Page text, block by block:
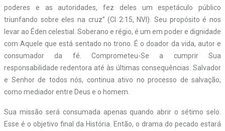
poderes e as autoridades, fez deles um espetáculo público
triunfando sobre eles na cruz” (Cl 2:15, NVI). Seu propósito é nos
levar ao Éden celestial. Soberano e régio, é um em poder e dignidade
com Aquele que está sentado no trono. É o doador da vida, autor e
consumador da fé. Comprometeu-Se a cumprir Sua
responsabilidade redentora até às últimas consequências. Salvador
e Senhor de todos nós, continua ativo no processo de salvação,
como mediador entre Deus e o homem.
Sua missão será consumada apenas quando abrir o sétimo selo.
Esse é o objetivo final da História. Então, o drama do pecado estará